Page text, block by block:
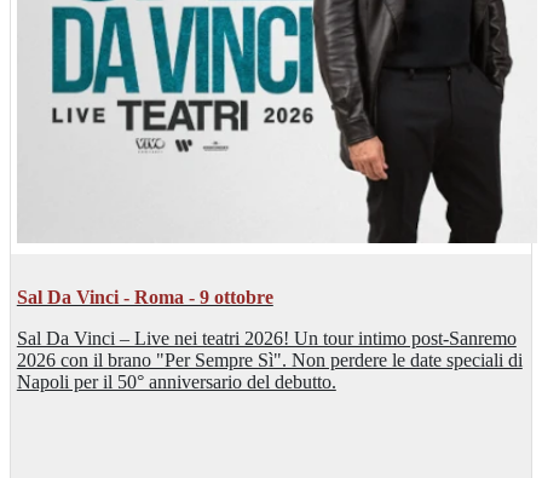
Sal Da Vinci - Roma - 9 ottobre
Sal Da Vinci – Live nei teatri 2026! Un tour intimo post-Sanremo
2026 con il brano "Per Sempre Sì". Non perdere le date speciali di
Napoli per il 50° anniversario del debutto.